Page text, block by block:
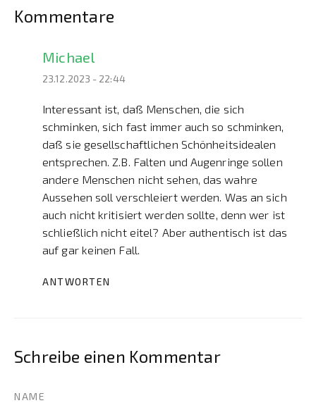
Kommentare
Michael
23.12.2023 - 22:44
Interessant ist, daß Menschen, die sich
schminken, sich fast immer auch so schminken,
daß sie gesellschaftlichen Schönheitsidealen
entsprechen. Z.B. Falten und Augenringe sollen
andere Menschen nicht sehen, das wahre
Aussehen soll verschleiert werden. Was an sich
auch nicht kritisiert werden sollte, denn wer ist
schließlich nicht eitel? Aber authentisch ist das
auf gar keinen Fall.
ANTWORTEN
Schreibe einen Kommentar
NAME